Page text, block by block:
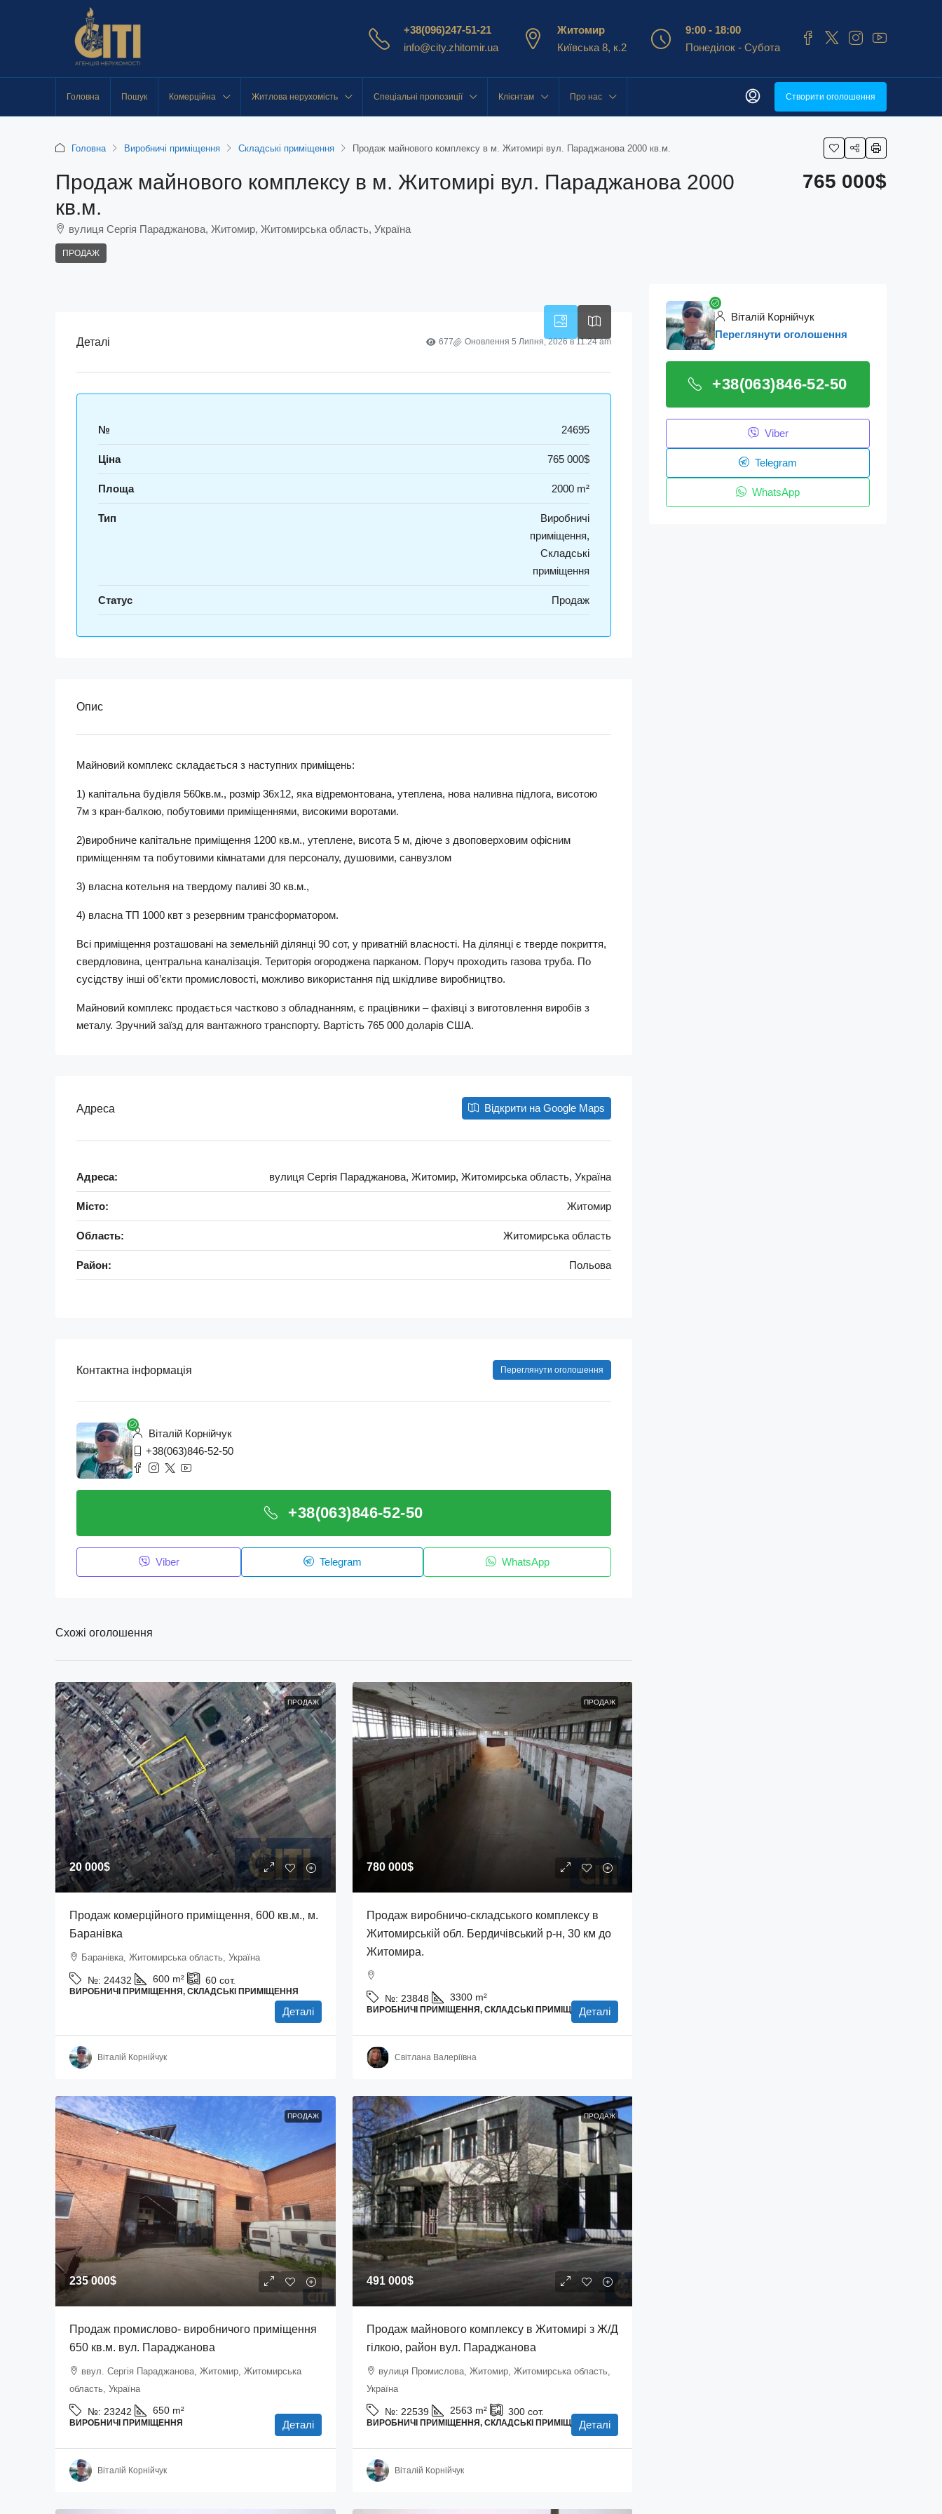
+38(096)247-51-21
info@city.zhitomir.ua
Житомир
Київська 8, к.2
9:00 - 18:00
Понеділок - Субота
Головна Пошук Комерційна Житлова нерухомість Спеціальні пропозиції Клієнтам Про нас Створити оголошення
Головна Виробничі приміщення Складські приміщення Продаж майнового комплексу в м. Житомирі вул. Параджанова 2000 кв.м.
Продаж майнового комплексу в м. Житомирі вул. Параджанова 2000
кв.м.
вулиця Сергія Параджанова, Житомир, Житомирська область, Україна
ПРОДАЖ
765 000$
Деталі 677 Оновлення 5 Липня, 2026 в 11:24 am
№ 24695
Ціна 765 000$
Площа 2000 m²
Тип
Виробничі
приміщення,
Складські
приміщення
Статус Продаж
Опис
Майновий комплекс складається з наступних приміщень:
1) капітальна будівля 560кв.м., розмір 36х12, яка відремонтована, утеплена, нова наливна підлога, висотою
7м з кран-балкою, побутовими приміщеннями, високими воротами.
2)виробниче капітальне приміщення 1200 кв.м., утеплене, висота 5 м, діюче з двоповерховим офісним
приміщенням та побутовими кімнатами для персоналу, душовими, санвузлом
3) власна котельня на твердому паливі 30 кв.м.,
4) власна ТП 1000 квт з резервним трансформатором.
Всі приміщення розташовані на земельній ділянці 90 сот, у приватній власності. На ділянці є тверде покриття,
свердловина, центральна каналізація. Територія огороджена парканом. Поруч проходить газова труба. По
сусідству інші об’єкти промисловості, можливо використання під шкідливе виробництво.
Майновий комплекс продається частково з обладнанням, є працівники – фахівці з виготовлення виробів з
металу. Зручний заїзд для вантажного транспорту. Вартість 765 000 доларів США.
Адреса Відкрити на Google Maps
Адреса: вулиця Сергія Параджанова, Житомир, Житомирська область, Україна
Місто: Житомир
Область: Житомирська область
Район: Польова
Контактна інформація Переглянути оголошення
Віталій Корнійчук
+38(063)846-52-50
+38(063)846-52-50
Viber Telegram WhatsApp
Схожі оголошення
ПРОДАЖ
20 000$
Продаж комерційного приміщення, 600 кв.м., м.
Баранівка
Баранівка, Житомирська область, Україна
№: 24432 600 m² 60 сот.
ВИРОБНИЧІ ПРИМІЩЕННЯ, СКЛАДСЬКІ ПРИМІЩЕННЯ
Деталі
Віталій Корнійчук
ПРОДАЖ
780 000$
Продаж виробничо-складського комплексу в
Житомирській обл. Бердичівський р-н, 30 км до
Житомира.
№: 23848 3300 m²
ВИРОБНИЧІ ПРИМІЩЕННЯ, СКЛАДСЬКІ ПРИМІЩЕННЯДеталі
Світлана Валеріївна
ПРОДАЖ
235 000$
Продаж промислово- виробничого приміщення
650 кв.м. вул. Параджанова
ввул. Сергія Параджанова, Житомир, Житомирська
область, Україна
№: 23242 650 m²
ВИРОБНИЧІ ПРИМІЩЕННЯ Деталі
Віталій Корнійчук
ПРОДАЖ
491 000$
Продаж майнового комплексу в Житомирі з Ж/Д
гілкою, район вул. Параджанова
вулиця Промислова, Житомир, Житомирська область,
Україна
№: 22539 2563 m² 300сот.
ВИРОБНИЧІ ПРИМІЩЕННЯ, СКЛАДСЬКІ ПРИМІЩЕННЯДеталі
Віталій Корнійчук
Віталій Корнійчук
Переглянути оголошення
+38(063)846-52-50
Viber
Telegram
WhatsApp